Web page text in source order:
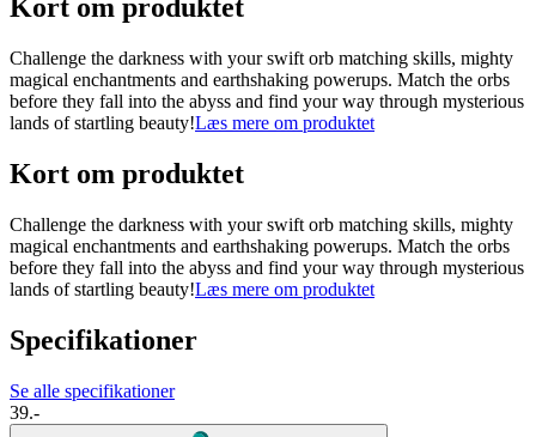
Kort om produktet
Challenge the darkness with your swift orb matching skills, mighty
magical enchantments and earthshaking powerups. Match the orbs
before they fall into the abyss and find your way through mysterious
lands of startling beauty!Læs mere om produktet
Kort om produktet
Challenge the darkness with your swift orb matching skills, mighty
magical enchantments and earthshaking powerups. Match the orbs
before they fall into the abyss and find your way through mysterious
lands of startling beauty!Læs mere om produktet
Specifikationer
Se alle specifikationer
39.-